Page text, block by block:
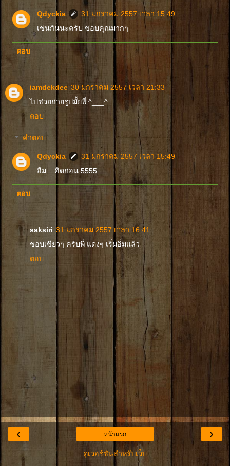
Qdyckia
31 มกราคม 2557 เวลา 15:49
เช่นกันนะครับ ขอบคุณมากๆ
ตอบ
iamdekdee 30 มกราคม 2557 เวลา 21:33
ไปช่วยถ่ายรูปมั้ยพี่ ^___^
ตอบ
คำตอบ
Qdyckia
31 มกราคม 2557 เวลา 15:49
อืม... คิดก่อน 5555
ตอบ
saksiri 31 มกราคม 2557 เวลา 16:41
ชอบเขียวๆ ครับพี่ แดงๆ เริ่มอิ่มแล้ว
ตอบ
‹ ›
หน้าแรก
ดูเวอร์ชันสำหรับเว็บ